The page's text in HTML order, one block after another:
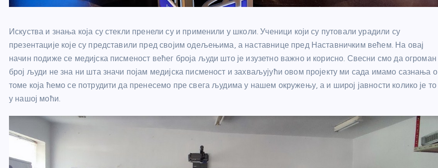
Искуства и знања која су стекли пренели су и применили у школи. Ученици који су путовали урадили су
презентације које су представили пред својим одељењима, а наставнице пред Наставничким већем. На овај
начин подиже се медијска писменост већег броја људи што је изузетно важно и корисно. Свесни смо да огроман
број људи не зна ни шта значи појам медијска писменост и захваљујући овом пројекту ми сада имамо сазнања о
томе која ћемо се потрудити да пренесемо пре свега људима у нашем окружењу, а и широј јавности колико је то
у нашој моћи.